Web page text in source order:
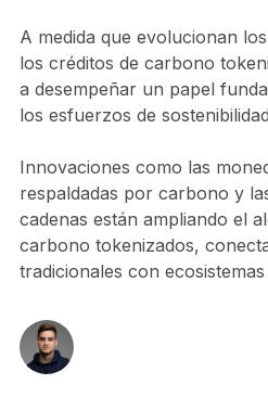
A medida que evolucionan
los créditos de carbono
a desempeñar un papel
los esfuerzos de
Innovaciones como las
respaldadas por carbono y
cadenas están ampliando el
carbono tokenizados,
tradicionales con ecosistemas